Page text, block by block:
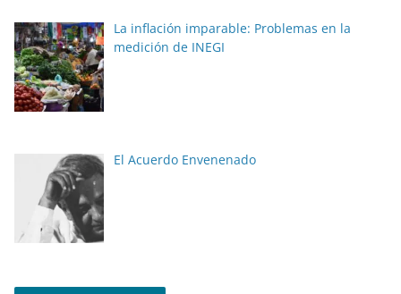
La inflación imparable: Problemas en la
medición de INEGI
El Acuerdo Envenenado